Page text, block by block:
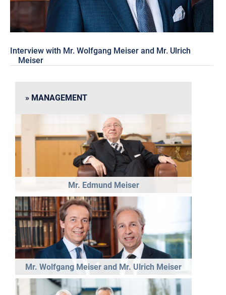
Interview with Mr. Wolfgang Meiser and Mr. Ulrich
Meiser
MANAGEMENT
Mr. Edmund Meiser
Mr. Wolfgang Meiser and Mr. Ulrich Meiser